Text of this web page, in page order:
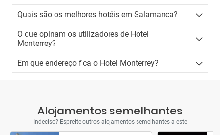
Quais são os melhores hotéis em Salamanca?
O que opinam os utilizadores de Hotel
Monterrey?
Em que endereço fica o Hotel Monterrey?
Alojamentos semelhantes
Indeciso? Espreite outros alojamentos semelhantes a este